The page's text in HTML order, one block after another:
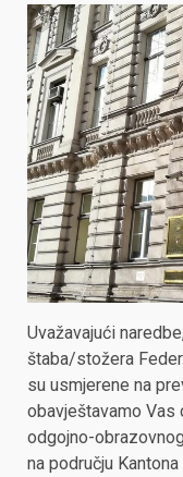
Uvažavajući
štaba/stožera
su usmjerene na
obavještavamo
odgojno-
na području